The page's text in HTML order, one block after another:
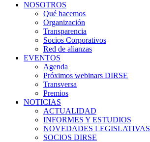
NOSOTROS
Qué hacemos
Organización
Transparencia
Socios Corporativos
Red de alianzas
EVENTOS
Agenda
Próximos webinars DIRSE
Transversa
Premios
NOTICIAS
ACTUALIDAD
INFORMES Y ESTUDIOS
NOVEDADES LEGISLATIVAS
SOCIOS DIRSE